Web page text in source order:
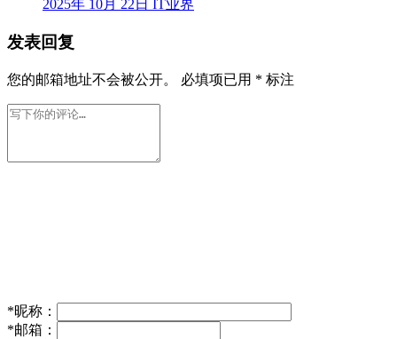
2025年 10月 22日 IT业界
发表回复
您的邮箱地址不会被公开。 必填项已用 * 标注
*昵称：
*邮箱：